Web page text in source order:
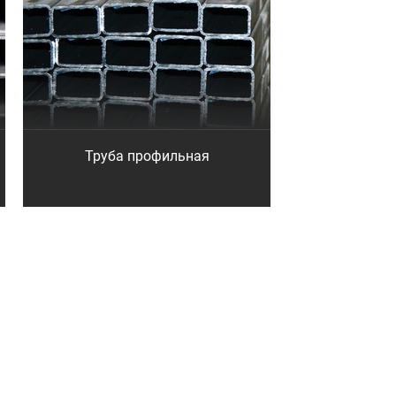
Труба профильная